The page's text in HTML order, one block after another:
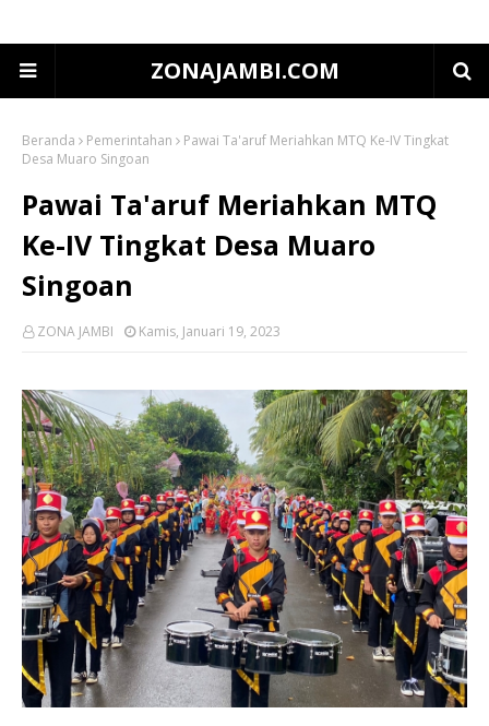
ZONAJAMBI.COM
Beranda Pemerintahan
Pawai Ta'aruf Meriahkan MTQ Ke-IV Tingkat
Desa Muaro Singoan
Pawai Ta'aruf Meriahkan MTQ
Ke-IV Tingkat Desa Muaro
Singoan
ZONA JAMBI Kamis, Januari 19, 2023